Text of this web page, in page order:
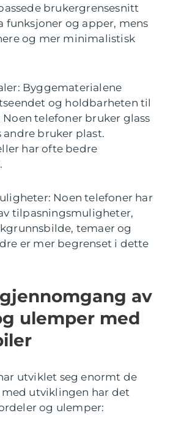
brukergrensesnitt
funksjoner og apper, mens
og mer minimalistisk
Byggematerialene
og holdbarheten til
telefoner bruker glass
bruker plast.
har ofte bedre
Noen telefoner har
tilpasningsmuligheter,
temaer og
er mer begrenset i dette
av
ulemper med
utviklet seg enormt de
med utviklingen har det
og ulemper: